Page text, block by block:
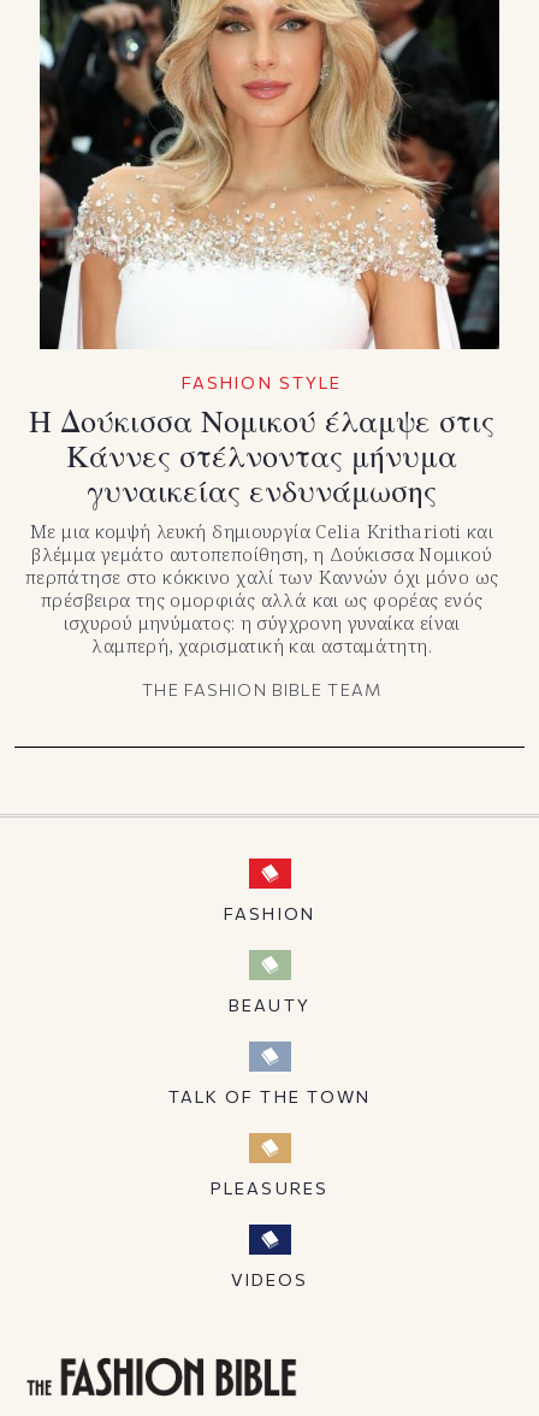
FASHION STYLE
Η Δούκισσα Νομικού έλαμψε στις
Κάννες στέλνοντας μήνυμα
γυναικείας ενδυνάμωσης
Με μια κομψή λευκή δημιουργία Celia Kritharioti και
βλέμμα γεμάτο αυτοπεποίθηση, η Δούκισσα Νομικού
περπάτησε στο κόκκινο χαλί των Καννών όχι μόνο ως
πρέσβειρα της ομορφιάς αλλά και ως φορέας ενός
ισχυρού μηνύματος: η σύγχρονη γυναίκα είναι
λαμπερή, χαρισματική και ασταμάτητη.
THE FASHION BIBLE TEAM
FASHION
BEAUTY
TALK OF THE TOWN
PLEASURES
VIDEOS